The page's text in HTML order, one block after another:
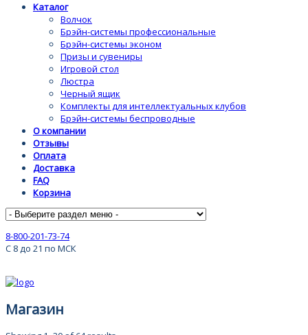
Каталог
Волчок
Брэйн-системы профессиональные
Брэйн-системы эконом
Призы и сувениры
Игровой стол
Люстра
Черный ящик
Комплекты для интеллектуальных клубов
Брэйн-системы беспроводные
О компании
Отзывы
Оплата
Доставка
FAQ
Корзина
8-800-201-73-74
С 8 до 21 по МСК
Магазин